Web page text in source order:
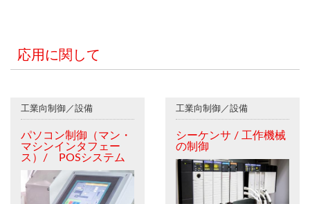
応用に関して
工業向制御／設備
パソコン制御（マン・
マシンインタフェー
ス）/ POSシステム
工業向制御／設備
シーケンサ / 工作機械
の制御